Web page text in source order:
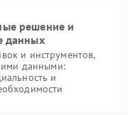
решение и
данных
и инструментов,
данными:
и